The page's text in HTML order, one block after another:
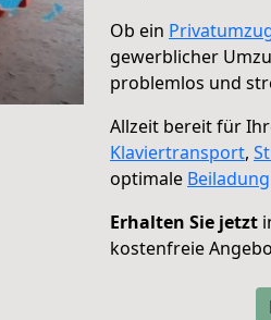
Ob ein
gewerblicher
problemlos und
Allzeit bereit für
Klaviertransport,
optimale Beiladung
Erhalten Sie jetzt
kostenfreie